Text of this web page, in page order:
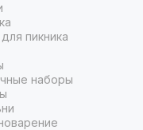
пикника
наборы